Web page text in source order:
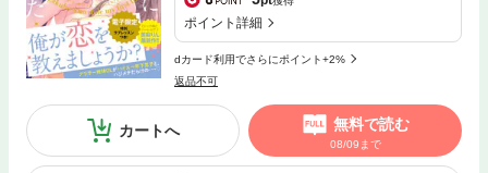
ポイント詳細
dカード利用でさらにポイント+2%
返品不可
カートへ 無料で読む
08/09まで